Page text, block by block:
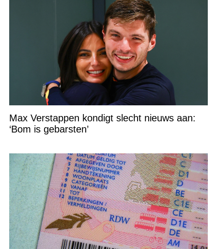
Max Verstappen kondigt slecht nieuws aan:
‘Bom is gebarsten’